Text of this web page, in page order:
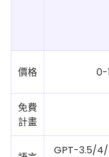
價格 0-
免費
計畫
GPT-3.5/4/